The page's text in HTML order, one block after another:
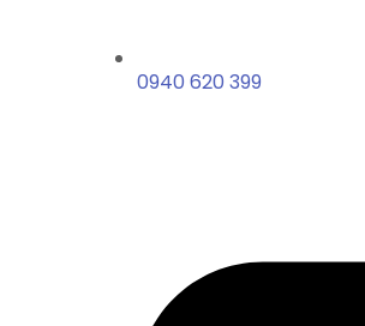
0940 620 399